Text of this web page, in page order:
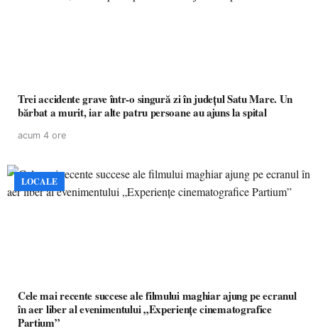
Trei accidente grave într-o singură zi în județul Satu Mare. Un
bărbat a murit, iar alte patru persoane au ajuns la spital
acum 4 ore
LOCALE
Cele mai recente succese ale filmului maghiar ajung pe ecranul
în aer liber al evenimentului „Experiențe cinematografice
Partium”